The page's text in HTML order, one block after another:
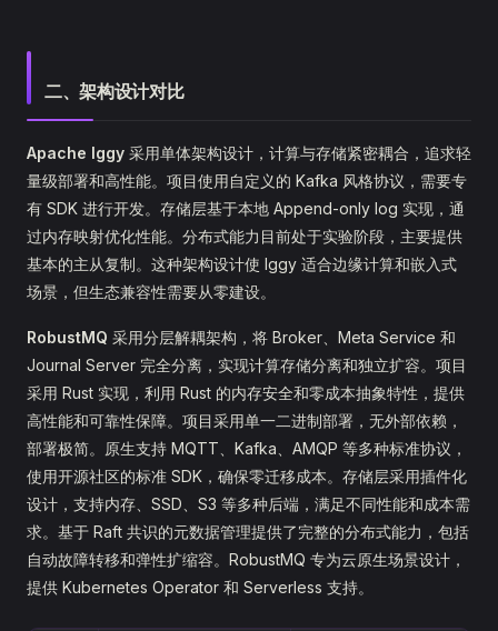
二、架构设计对比
Apache Iggy 采用单体架构设计，计算与存储紧密耦合，追求轻
量级部署和高性能。项目使用自定义的 Kafka 风格协议，需要专
有 SDK 进行开发。存储层基于本地 Append-only log 实现，通
过内存映射优化性能。分布式能力目前处于实验阶段，主要提供
基本的主从复制。这种架构设计使 Iggy 适合边缘计算和嵌入式
场景，但生态兼容性需要从零建设。
RobustMQ 采用分层解耦架构，将 Broker、Meta Service 和
Journal Server 完全分离，实现计算存储分离和独立扩容。项目
采用 Rust 实现，利用 Rust 的内存安全和零成本抽象特性，提供
高性能和可靠性保障。项目采用单一二进制部署，无外部依赖，
部署极简。原生支持 MQTT、Kafka、AMQP 等多种标准协议，
使用开源社区的标准 SDK，确保零迁移成本。存储层采用插件化
设计，支持内存、SSD、S3 等多种后端，满足不同性能和成本需
求。基于 Raft 共识的元数据管理提供了完整的分布式能力，包括
自动故障转移和弹性扩缩容。RobustMQ 专为云原生场景设计，
提供 Kubernetes Operator 和 Serverless 支持。